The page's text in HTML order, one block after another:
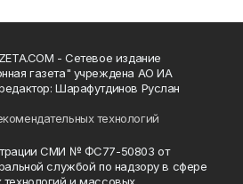
- Сетевое издание
газета" учреждена АО ИА
Шарафутдинов Руслан
технологий
СМИ № ФС77-50803 от
службой по надзору в сфере